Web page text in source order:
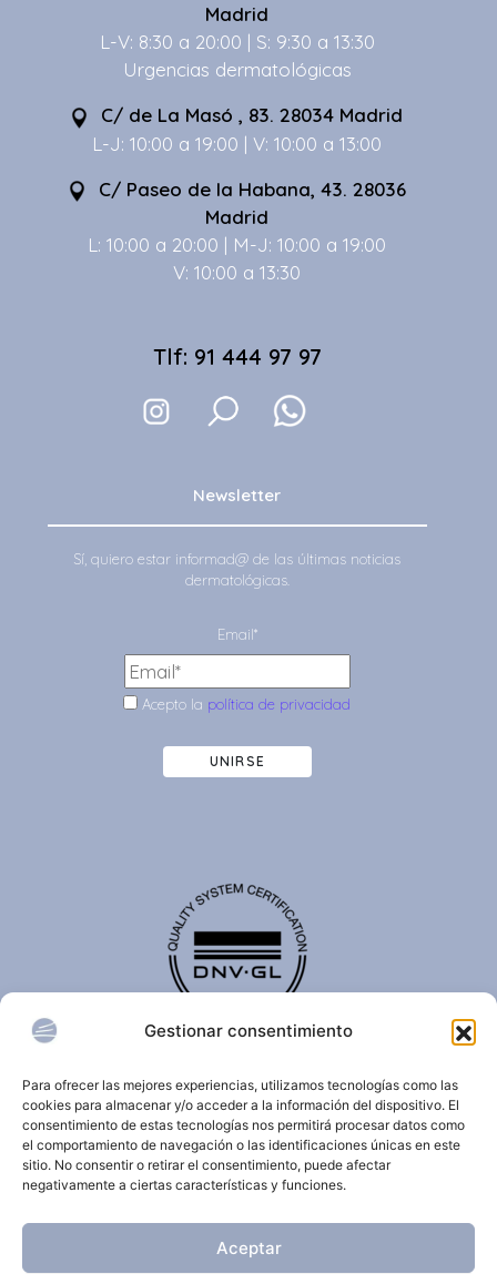
Gestionar consentimiento
Para ofrecer las mejores experiencias, utilizamos tecnologías como las
cookies para almacenar y/o acceder a la información del dispositivo. El
consentimiento de estas tecnologías nos permitirá procesar datos como
el comportamiento de navegación o las identificaciones únicas en este
sitio. No consentir o retirar el consentimiento, puede afectar
negativamente a ciertas características y funciones.
Aceptar
Madrid
L-V: 8:30 a 20:00 | S: 9:30 a 13:30
Urgencias dermatológicas
C/ de La Masó , 83. 28034 Madrid
L-J: 10:00 a 19:00 | V: 10:00 a 13:00
C/ Paseo de la Habana, 43. 28036
Madrid
L: 10:00 a 20:00 | M-J: 10:00 a 19:00
V: 10:00 a 13:30
Tlf: 91 444 97 97
Newsletter
Sí, quiero estar informad@ de las últimas noticias
dermatológicas.
Email*
Acepto la política de privacidad
UNIRSE
internacionalmente y confirma que una organización
cumple con estándares de calidad, seguridad,
sostenibilidad y/o gestión.
Todos los derechos reservados.